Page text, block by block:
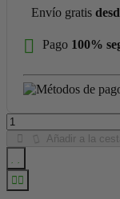
Envío gratis
Pago 100%
Añadir a la